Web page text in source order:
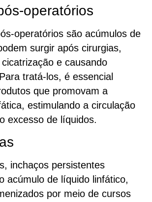
operatórios
operatórios são acúmulos de
surgir após cirurgias,
e causando
tratá-los, é essencial
que promovam a
estimulando a circulação
excesso de líquidos.
inchaços persistentes
acúmulo de líquido linfático,
por meio de cursos